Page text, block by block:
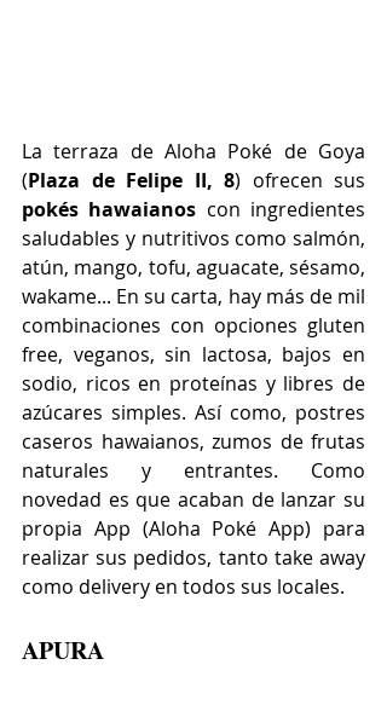
La terraza de Aloha Poké de Goya
(Plaza de Felipe II, 8
pokés hawaianos con ingredientes
saludables y nutritivos como salmón,
atún, mango, tofu, aguacate, sésamo,
wakame... En su carta, hay más de mil
combinaciones con opciones gluten
free, veganos, sin lactosa, bajos en
sodio, ricos en proteínas y libres de
azúcares simples. Así como, postres
caseros hawaianos, zumos de frutas
naturales y entrantes. Como
novedad es que acaban de lanzar su
propia App (Aloha Poké App) para
realizar sus pedidos, tanto take away
como delivery en todos sus locales.
APURA